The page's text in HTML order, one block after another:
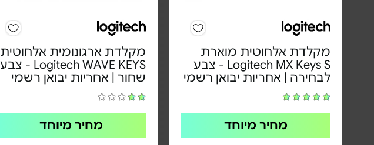
מקלדת אלחוטית מוארת
Logitech MX Keys S - צבע
לבחירה | אחריות יבואן רשמי
מחיר מיוחד
מקלדת ארגונומית אלחוטית
Logitech WAVE KEYS - צבע
שחור | אחריות יבואן רשמי
מחיר מיוחד